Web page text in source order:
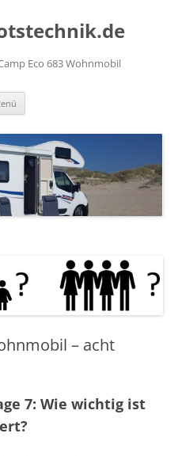
Eco 683 Wohnmobil
– acht
7: Wie wichtig ist